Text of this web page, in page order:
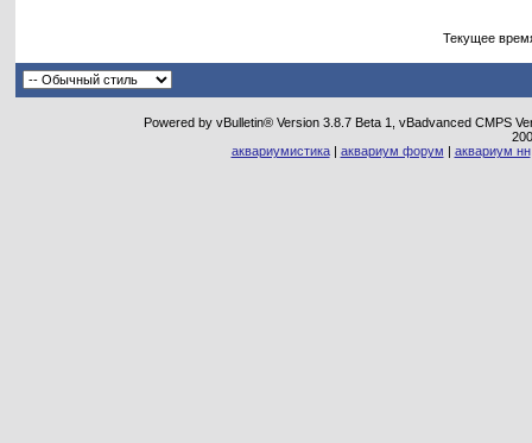
Текущее
Powered by vBulletin® Version 3.8.7 Beta 1, vBadvanced CMPS
аквариумистика| аквариум форум | аквариум нн